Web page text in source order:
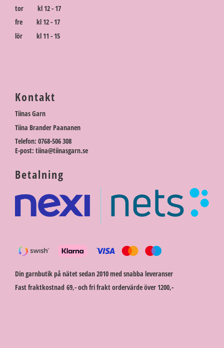
tor kl 12 - 17
fre kl 12 - 17
lör kl 11 - 15
Kontakt
Tiinas Garn
Tiina Brander Paananen
Telefon: 0768-506 308
E-post: tiina@tiinasgarn.se
Betalning
Din garnbutik på nätet sedan 2010 med snabba leveranser
Fast fraktkostnad 69,- och fri frakt ordervärde över 1200,-